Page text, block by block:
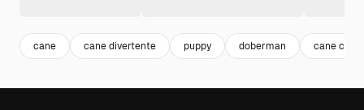
cane cane divertente puppy doberman cane